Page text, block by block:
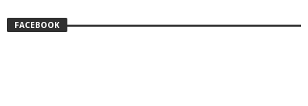
FACEBOOK